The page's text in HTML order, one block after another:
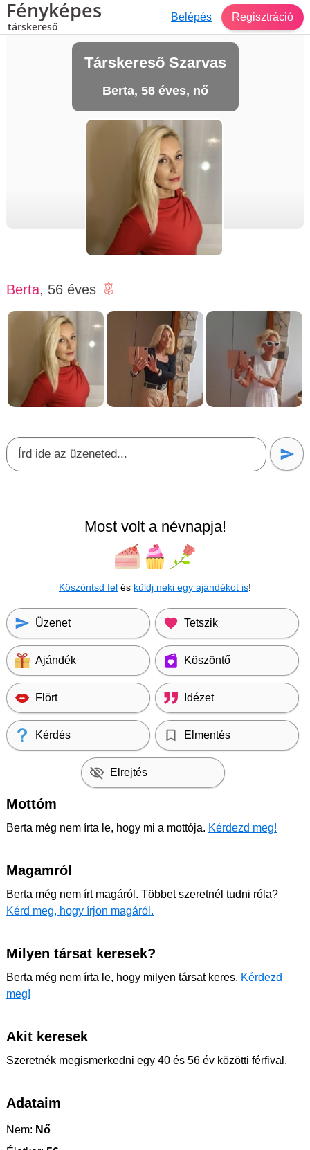
Fényképes
társkereső
Belépés Regisztráció
Társkereső Szarvas
Berta, 56 éves, nő
Berta, 56 éves
Most volt a névnapja!
Köszöntsd fel és küldj neki egy ajándékot is!
Üzenet Tetszik
Ajándék Köszöntő
Flört Idézet
Kérdés Elmentés
Elrejtés
Mottóm
Berta még nem írta le, hogy mi a mottója. Kérdezd meg!
Magamról
Berta még nem írt magáról. Többet szeretnél tudni róla?
Kérd meg, hogy írjon magáról.
Milyen társat keresek?
Berta még nem írta le, hogy milyen társat keres. Kérdezd
meg!
Akit keresek
Szeretnék megismerkedni egy 40 és 56 év közötti férfival.
Adataim
Nem: Nő